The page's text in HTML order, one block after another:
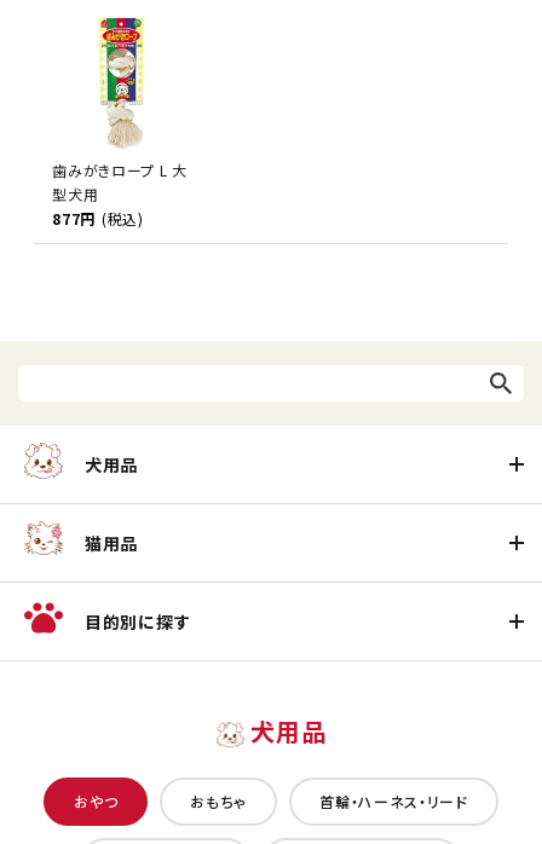
歯みがきロープ L 大
型犬用
877円 (税込)
犬用品
猫用品
目的別に探す
犬用品
おやつ おもちゃ 首輪・ハーネス・リード